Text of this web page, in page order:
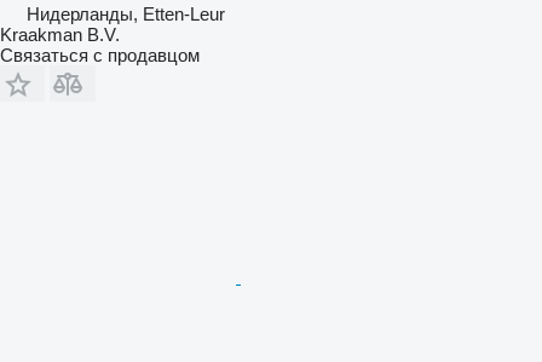
Нидерланды, Etten-Leur
Kraakman B.V.
Связаться с продавцом